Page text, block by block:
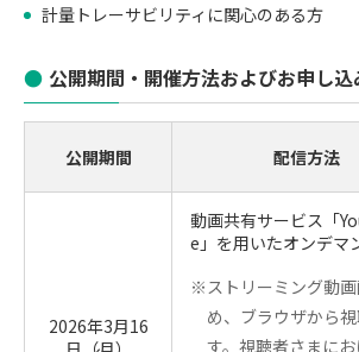
計量トレーサビリティに関心のある方
公開期間・開催方法およびお申し込
公開期間 配信方法
2026年3月16
動画共有サービス「
e」を用いたオンデマ
※ストリーミング動
め、ブラウザから
す。視聴者さまに